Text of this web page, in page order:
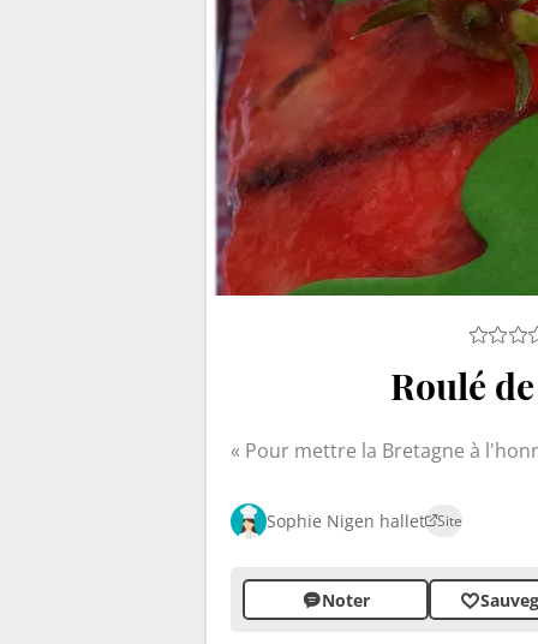
Roulé
Pour mettre la Bretagne à
Sophie Nigen hallet Site
Noter